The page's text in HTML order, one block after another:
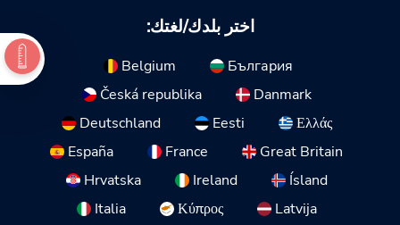
اختر بلدك/لغتك:
Belgium
България
Česká republika
Danmark
Deutschland
Eesti
Ελλάς
España
France
Great Britain
Hrvatska
Ireland
Ísland
Italia
Κύπρος
Latvija